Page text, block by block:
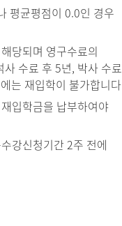
평균평점이 0.0인 경우
당되며 영구수료의
수료 후 5년, 박사 수
는 재입학이 불가합니
입학금을 납부하여야
강신청기간 2주 전에